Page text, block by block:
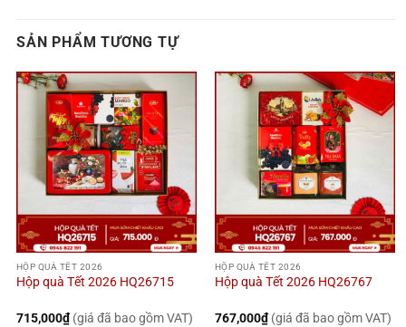
SẢN PHẨM TƯƠNG TỰ
HỘP QUÀ TẾT 2026
Hộp quà Tết 2026 HQ26715
715,000₫ (giá đã bao gồm VAT)
HỘP QUÀ TẾT 2026
Hộp quà Tết 2026 HQ26767
767,000₫ (giá đã bao gồm VAT)